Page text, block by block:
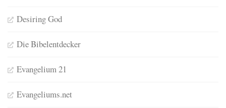
Desiring God
Die Bibelentdecker
Evangelium 21
Evangeliums.net